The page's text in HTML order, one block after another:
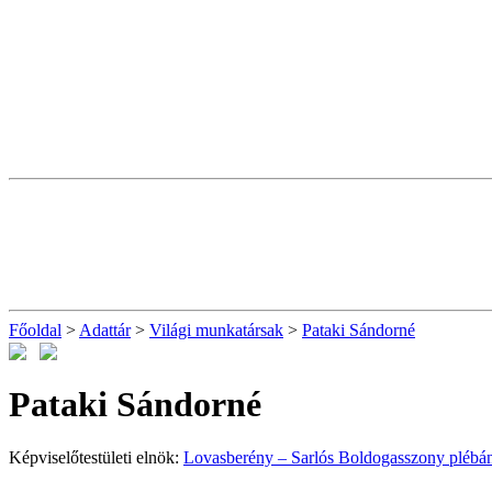
Főoldal > Adattár> Világi munkatársak > Pataki Sándorné
Pataki Sándorné
Képviselőtestületi elnök: Lovasberény – Sarlós Boldogasszony